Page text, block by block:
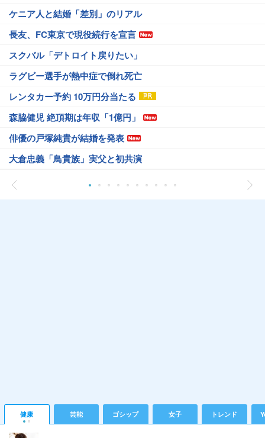
ケニア人と結婚「差別」のリアル
長友、FC東京で現役続行を宣言
スクバル「デトロイト戻りたい」
ラグビー選手が熱中症で倒れ死亡
レンタカー予約 10万円分当たる
森脇健児 絶頂期は年収「1億円」
俳優の戸塚純貴が結婚を発表
大倉忠義「鳥貴族」実父と初共演
健康 芸能 ゴシップ 女子 トレンド